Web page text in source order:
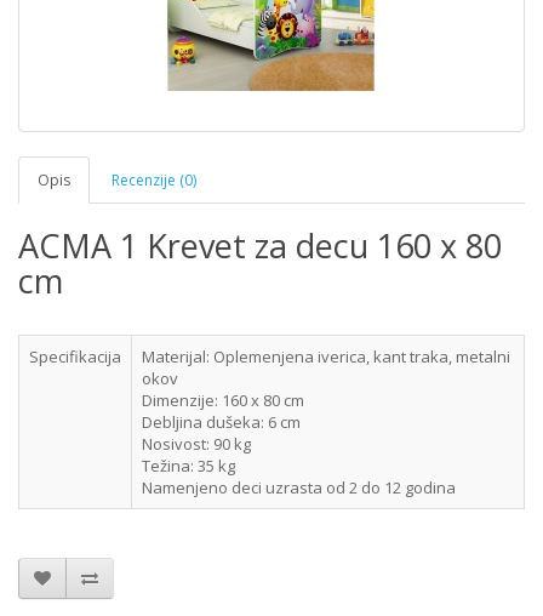
Opis Recenzije (0)
ACMA 1 Krevet za decu 160 x 80
cm
Specifikacija
Materijal: Oplemenjena iverica, kant traka, metalni
okov
Dimenzije: 160 x 80 cm
Debljina dušeka: 6 cm
Nosivost: 90 kg
Težina: 35 kg
Namenjeno deci uzrasta od 2 do 12 godina